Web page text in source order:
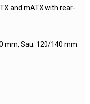
and mATX with rear-
mm, Sau: 120/140 mm